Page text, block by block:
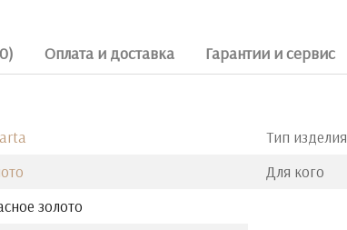
Оплата и доставка Гарантии и сервис
золото
Тип изделия
Для кого